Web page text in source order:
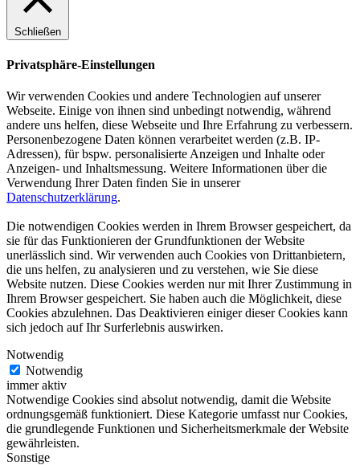
Schließen
Privatsphäre-Einstellungen
Wir verwenden Cookies und andere Technologien auf unserer
Webseite. Einige von ihnen sind unbedingt notwendig, während
andere uns helfen, diese Webseite und Ihre Erfahrung zu verbessern.
Personenbezogene Daten können verarbeitet werden (z.B. IP-
Adressen), für bspw. personalisierte Anzeigen und Inhalte oder
Anzeigen- und Inhaltsmessung. Weitere Informationen über die
Verwendung Ihrer Daten finden Sie in unserer
Datenschutzerklärung.
Die notwendigen Cookies werden in Ihrem Browser gespeichert, da
sie für das Funktionieren der Grundfunktionen der Website
unerlässlich sind. Wir verwenden auch Cookies von Drittanbietern,
die uns helfen, zu analysieren und zu verstehen, wie Sie diese
Website nutzen. Diese Cookies werden nur mit Ihrer Zustimmung in
Ihrem Browser gespeichert. Sie haben auch die Möglichkeit, diese
Cookies abzulehnen. Das Deaktivieren einiger dieser Cookies kann
sich jedoch auf Ihr Surferlebnis auswirken.
Notwendig
Notwendig
immer aktiv
Notwendige Cookies sind absolut notwendig, damit die Website
ordnungsgemäß funktioniert. Diese Kategorie umfasst nur Cookies,
die grundlegende Funktionen und Sicherheitsmerkmale der Website
gewährleisten.
Sonstige